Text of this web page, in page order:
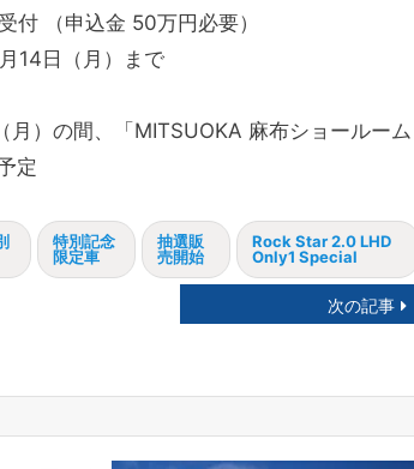
付 （申込金 50万円必要）
14日（月）まで
）の間、「MITSUOKA 麻布ショールーム
定
特別記念
限定車
抽選販
売開始
Rock Star 2.0 LHD
Only1 Special
次の記事